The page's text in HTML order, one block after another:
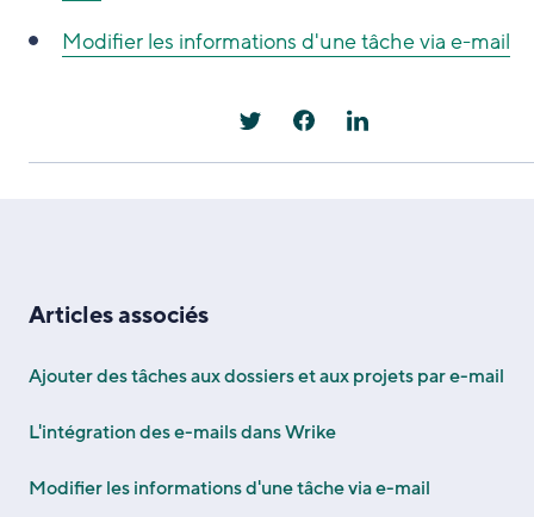
Modifier les informations d'une tâche via e-mail
Articles associés
Ajouter des tâches aux dossiers et aux projets par e-mail
L'intégration des e-mails dans Wrike
Modifier les informations d'une tâche via e-mail